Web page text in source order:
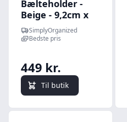
Bælteholder -
Beige - 9,2cm x
25,5cm x 9,2cm -
Adriana
SimplyOrganized
Bedste pris
449 kr.
Til butik